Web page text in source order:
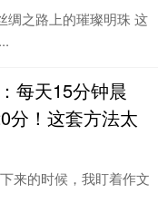
绸之路上的璀璨明珠 这
每天15分钟晨
分！这套方法太
来的时候，我盯着作文